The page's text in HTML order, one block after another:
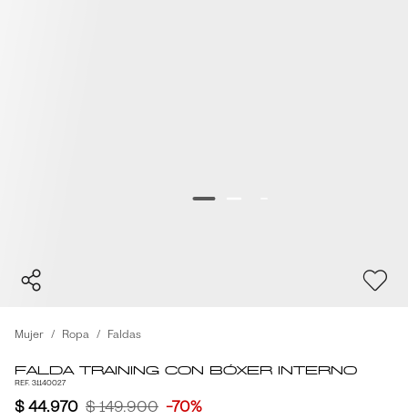
Mujer Ropa Faldas
Falda Training con Bóxer Interno
REF. 31140027
$ 44.970 $ 149.900 -70%